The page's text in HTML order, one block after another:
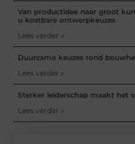
Van productidee naar groot
u kostbare ontwerpkeuzes
Lees verder »
Duurzame keuzes rond
Lees verder »
Sterker leiderschap maakt het
Lees verder »